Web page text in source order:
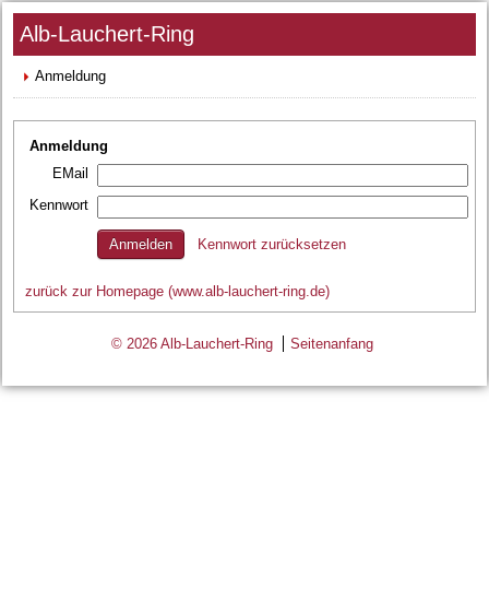
Alb-Lauchert-Ring
Anmeldung
Anmeldung
EMail
Kennwort
Kennwort zurücksetzen
zurück zur Homepage (www.alb-lauchert-ring.de)
© 2026 Alb-Lauchert-Ring Seitenanfang